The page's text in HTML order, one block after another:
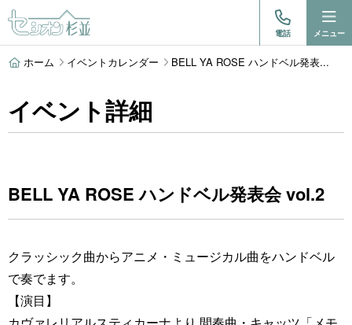
電話 メニュー
ホーム イベントカレンダー BELL YA ROSE ハンドベル発表...
イベント詳細
BELL YA ROSE ハンドベル発表会 vol.2
クラッシック曲からアニメ・ミュージカル曲をハンドベル
で奏でます。
【演目】